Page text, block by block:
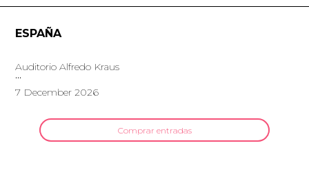
ESPAÑA
Auditorio Alfredo Kraus
7 December 2026
Comprar entradas